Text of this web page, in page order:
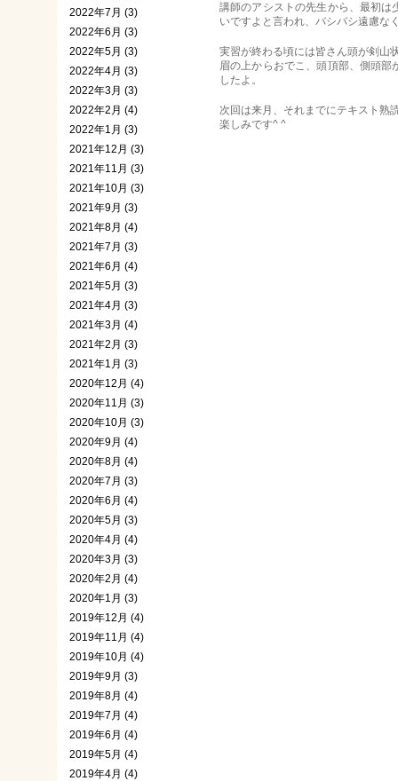
講師のアシストの先生から、最初
いですよと言われ、バシバシ遠慮な
実習が終わる頃には皆さん頭が剣山
眉の上からおでこ、頭頂部、側頭
したよ。
次回は来月、それまでにテキスト熟
楽しみです^ ^
2022年7月 (3)
2022年6月 (3)
2022年5月 (3)
2022年4月 (3)
2022年3月 (3)
2022年2月 (4)
2022年1月 (3)
2021年12月 (3)
2021年11月 (3)
2021年10月 (3)
2021年9月 (3)
2021年8月 (4)
2021年7月 (3)
2021年6月 (4)
2021年5月 (3)
2021年4月 (3)
2021年3月 (4)
2021年2月 (3)
2021年1月 (3)
2020年12月 (4)
2020年11月 (3)
2020年10月 (3)
2020年9月 (4)
2020年8月 (4)
2020年7月 (3)
2020年6月 (4)
2020年5月 (3)
2020年4月 (4)
2020年3月 (3)
2020年2月 (4)
2020年1月 (3)
2019年12月 (4)
2019年11月 (4)
2019年10月 (4)
2019年9月 (3)
2019年8月 (4)
2019年7月 (4)
2019年6月 (4)
2019年5月 (4)
2019年4月 (4)